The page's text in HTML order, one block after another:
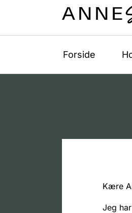
Forside
Kære
Jeg